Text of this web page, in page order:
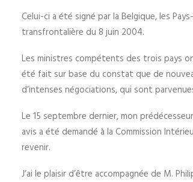
Celui-ci a été signé par la Belgique, les
transfrontalière du 8 juin 2004.
Les ministres compétents des trois pays
été fait sur base du constat que de
d’intenses négociations, qui sont
Le 15 septembre dernier, mon
avis a été demandé à la Commission
revenir.
J’ai le plaisir d’être accompagnée de M.